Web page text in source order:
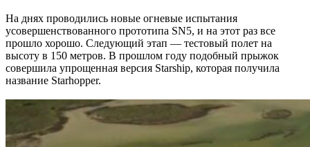
На днях проводились новые огневые испытания
усовершенствованного прототипа SN5, и на этот раз все
прошло хорошо. Следующий этап — тестовый полет на
высоту в 150 метров. В прошлом году подобный прыжок
совершила упрощенная версия Starship, которая получила
название Starhopper.